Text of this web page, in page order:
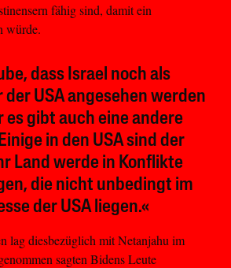
fähig sind, damit ein
würde.
dass Israel noch als
USA angesehen werden
es gibt auch eine andere
in den USA sind der
Land werde in Konflikte
die nicht unbedingt im
der USA liegen.«
lag diesbezüglich mit Netanjahu im
sagten Bidens Leute